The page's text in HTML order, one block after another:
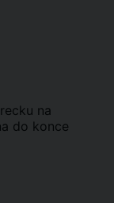
na
do konce